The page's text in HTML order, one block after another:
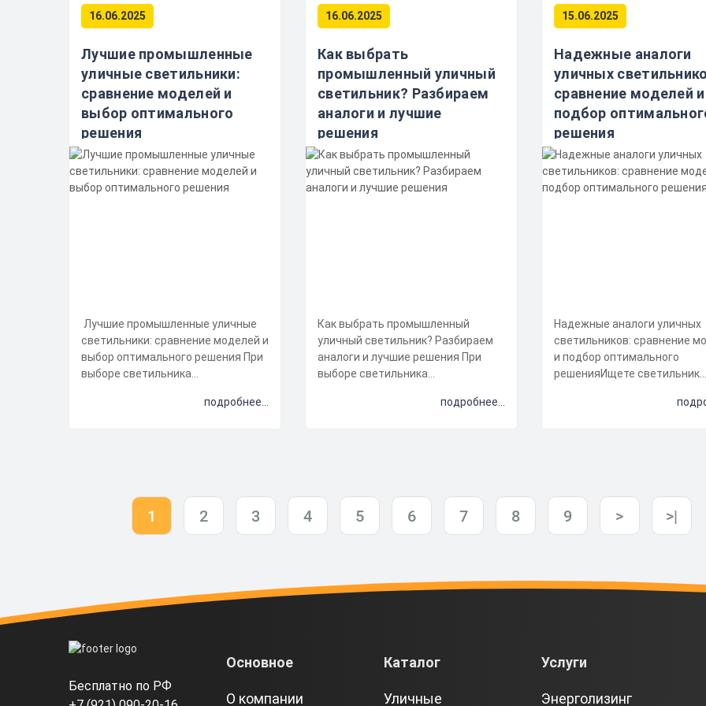
16.06.2025
Лучшие промышленные
уличные светильники:
сравнение моделей и
выбор оптимального
решения
Лучшие промышленные уличные
светильники: сравнение моделей и
выбор оптимального решения При
выборе светильника
подробнее...
16.06.2025
Как выбрать
промышленный уличный
светильник? Разбираем
аналоги и лучшие
решения
Как выбрать промышленный
уличный светильник? Разбираем
аналоги и лучшие решения При
выборе светильника
подробнее...
15.06.2025
Надежные аналоги
уличных
сравнение моделей и
подбор
решения
Надежные аналоги уличных
светильников: сравнение
и подбор оптимального
решенияИщете светильник
1 2 3 4 5 6 7 8 9 > >|
Бесплатно по РФ
Основное
О компании
Каталог
Уличные
Услуги
Энерголизинг